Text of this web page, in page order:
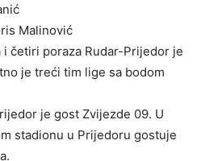
Malinović
i četiri poraza Rudar-Prijedor je
je treći tim lige sa bodom
je gost Zvijezde 09. U
stadionu u Prijedoru gostuje